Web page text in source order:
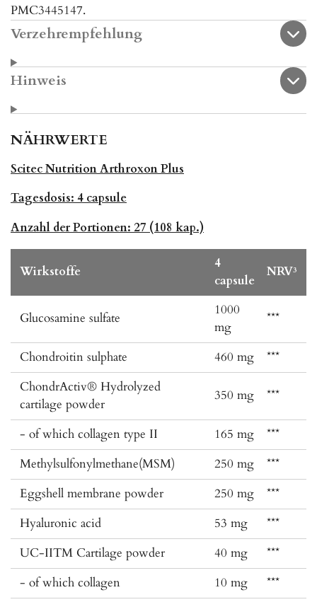
PMC3445147.
Verzehrempfehlung
Hinweis
NÄHRWERTE
Scitec Nutrition Arthroxon Plus
Tagesdosis:4 capsule
Anzahl der Portionen: 27 (108 kap.)
Wirkstoffe
4
capsule
NRV³
Glucosamine sulfate
1000
mg
***
Chondroitin sulphate 460 mg
***
ChondrActiv® Hydrolyzed
cartilage powder
350 mg ***
- of which collagen type II 165 mg
***
Methylsulfonylmethane(MSM)
250 mg
***
Eggshell membrane powder
250 mg
***
Hyaluronic acid
53 mg
***
UC-IITM Cartilage powder
40 mg
***
- of which collagen
10 mg ***